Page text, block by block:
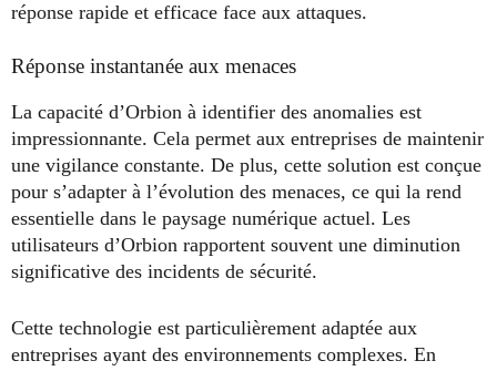
réponse rapide et efficace face aux attaques.
Réponse instantanée aux menaces
La capacité d’Orbion à identifier des anomalies est
impressionnante. Cela permet aux entreprises de maintenir
une vigilance constante. De plus, cette solution est conçue
pour s’adapter à l’évolution des menaces, ce qui la rend
essentielle dans le paysage numérique actuel. Les
utilisateurs d’Orbion rapportent souvent une diminution
significative des incidents de sécurité.
Cette technologie est particulièrement adaptée aux
entreprises ayant des environnements complexes. En